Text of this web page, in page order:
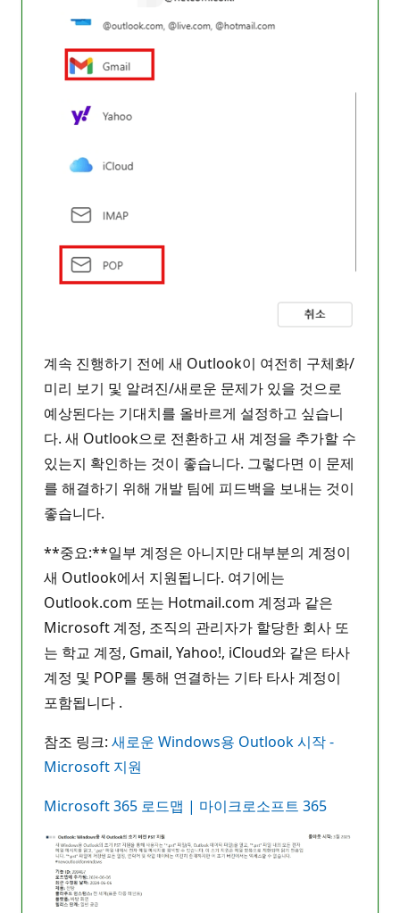
계속 진행하기 전에 새 Outlook이 여전히 구체화/
미리 보기 및 알려진/새로운 문제가 있을 것으로
예상된다는 기대치를 올바르게 설정하고 싶습니
다. 새 Outlook으로 전환하고 새 계정을 추가할 수
있는지 확인하는 것이 좋습니다. 그렇다면 이 문제
를 해결하기 위해 개발 팀에 피드백을 보내는 것이
좋습니다.
**중요:**일부 계정은 아니지만 대부분의 계정이
새 Outlook에서 지원됩니다. 여기에는
Outlook.com 또는 Hotmail.com 계정과 같은
Microsoft 계정, 조직의 관리자가 할당한 회사 또
는 학교 계정, Gmail, Yahoo!, iCloud와 같은 타사
계정 및 POP를 통해 연결하는 기타 타사 계정이
포함됩니다 .
참조 링크: 새로운 Windows용 Outlook 시작 -
Microsoft 지원
Microsoft 365 로드맵 | 마이크로소프트 365